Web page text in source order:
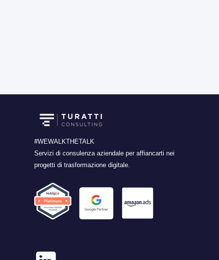
#WEWALKTHETALK
Servizi di consulenza aziendale per affiancarti nei
progetti di trasformazione digitale.